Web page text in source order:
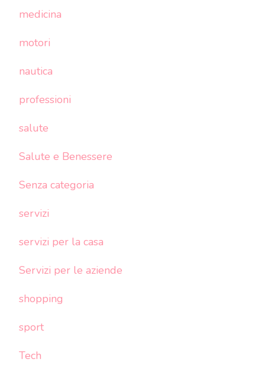
medicina
motori
nautica
professioni
salute
Salute e Benessere
Senza categoria
servizi
servizi per la casa
Servizi per le aziende
shopping
sport
Tech